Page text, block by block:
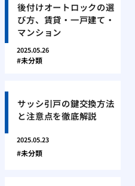
後付けオートロックの選
び方、賃貸・一戸建て・
マンション
2025.05.26
未分類
サッシ引戸の鍵交換方法
と注意点を徹底解説
2025.05.23
未分類